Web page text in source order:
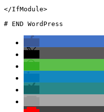
</IfModule>
# END WordPress